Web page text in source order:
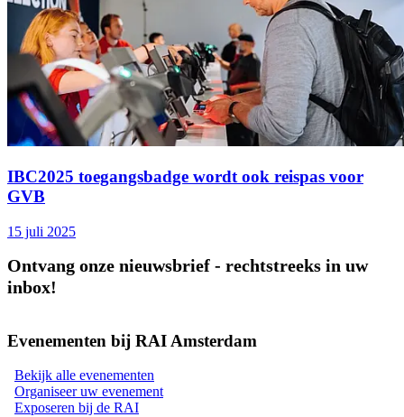
IBC2025 toegangsbadge wordt ook reispas voor
GVB
15 juli 2025
Ontvang onze nieuwsbrief - rechtstreeks in uw
inbox!
Evenementen bij RAI Amsterdam
Bekijk alle evenementen
Organiseer uw evenement
Exposeren bij de RAI